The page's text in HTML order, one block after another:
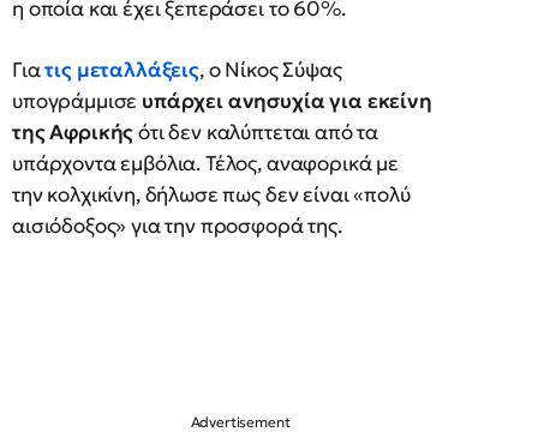
η οποία και έχει ξεπεράσει το 60%.
Γιατις μεταλλάξεις, ο Νίκος Σύψας
υπογράμμισε υπάρχει ανησυχία για εκείνη
της Αφρικήςότι δεν καλύπτεται από τα
υπάρχοντα εμβόλια. Τέλος, αναφορικά με
την κολχικίνη, δήλωσε πως δεν είναι «πολύ
αισιόδοξος» για την προσφορά της.